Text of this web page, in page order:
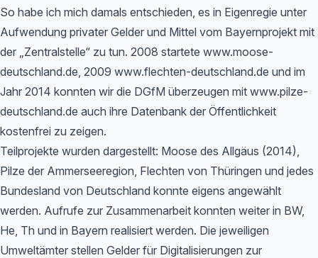
So habe ich mich damals entschieden, es in Eigenregie unter
Aufwendung privater Gelder und Mittel vom Bayernprojekt mit
der „Zentralstelle“ zu tun. 2008 startete www.moose-
deutschland.de, 2009 www.flechten-deutschland.de und im
Jahr 2014 konnten wir die DGfM überzeugen mit www.pilze-
deutschland.de auch ihre Datenbank der Öffentlichkeit
kostenfrei zu zeigen.
Teilprojekte wurden dargestellt: Moose des Allgäus (2014),
Pilze der Ammerseeregion, Flechten von Thüringen und jedes
Bundesland von Deutschland konnte eigens angewählt
werden. Aufrufe zur Zusammenarbeit konnten weiter in BW,
He, Th und in Bayern realisiert werden. Die jeweiligen
Umweltämter stellen Gelder für Digitalisierungen zur